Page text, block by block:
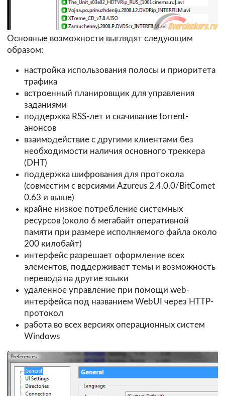
Основные возможности выглядят следующим
образом:
настройка использования полосы и приоритета
трафика
встроенный планировщик для управления
заданиями
поддержка RSS-лет и скачивание torrent-
анонсов
взаимодействие с другими клиентами без
необходимости наличия основного треккера
(DHT)
поддержка шифрования для протокола
(совместим с версиями Azureus 2.4.0.0/BitComet
0.63 и выше)
крайне низкое потребление системных
ресурсов (около 6 мегабайт оперативной
памяти при размере исполняемого файла около
200 килобайт)
интерфейс разрешает оформление всех
элементов, поддерживает темы и возможность
перевода на другие языки
удаленное управление при помощи web-
интерфейса под названием WebUI через HTTP-
протокол
работа во всех версиях операционных систем
Windows